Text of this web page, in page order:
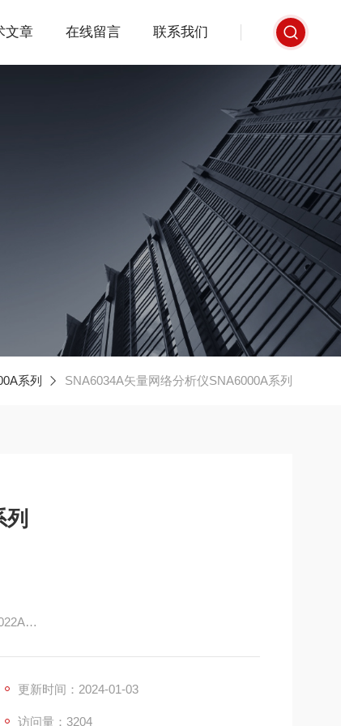
文章 在线留言 联系我们
系列 SNA6034A矢量网络分析仪SNA6000A系列
关更新时间：2024-01-03
访问量：3204